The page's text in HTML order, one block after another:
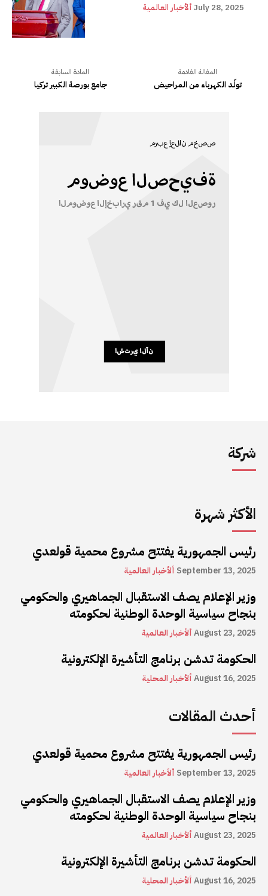
شركة
الأكثر شهرة
رئيس الجمهورية يفتتح مشروع محمية قولعدي
ألأخبار العالمية September 13, 2025
وزير الإعلام يصف الاستقبال الجماهيري والحكومي
بنجاح سياسية الوحدة الوطنية لحكومته
ألأخبار العالميةAugust 23, 2025
الحكومة تدشن برنامج التأشيرة الإلكترونية
ألأخبار المحليةAugust 16, 2025
أحدث المقالات
رئيس الجمهورية يفتتح مشروع محمية قولعدي
ألأخبار العالمية September 13, 2025
وزير الإعلام يصف الاستقبال الجماهيري والحكومي
بنجاح سياسية الوحدة الوطنية لحكومته
ألأخبار العالميةAugust 23, 2025
الحكومة تدشن برنامج التأشيرة الإلكترونية
ألأخبار المحليةAugust 16, 2025